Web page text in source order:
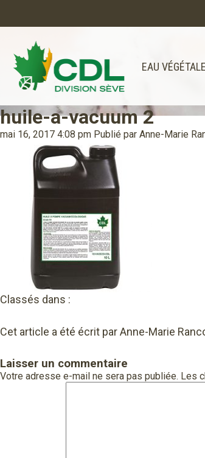
EAU VÉGÉTALE
Notre site d'achats en
Merci de votre
huile-a-vacuum 2
mai 16, 2017 4:08 pm Publié par Anne-Marie
Classés dans :
Cet article a été écrit par Anne-Marie
Laisser un commentaire
Votre adresse e-mail ne sera pas publiée. Les